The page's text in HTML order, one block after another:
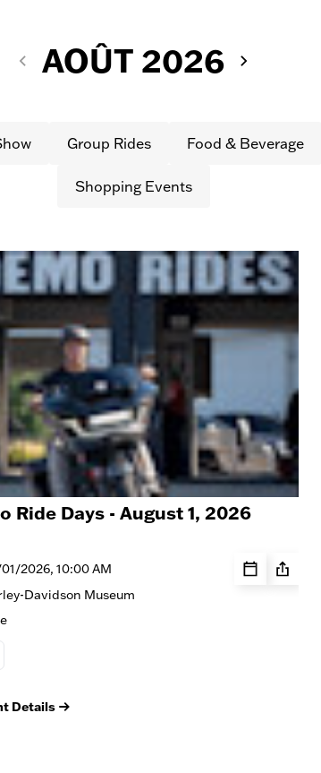
AOÛT 2026
Group Rides Food & Beverage
Shopping Events
Ride Days - August 1, 2026
2026, 10:00 AM
Davidson Museum
Details